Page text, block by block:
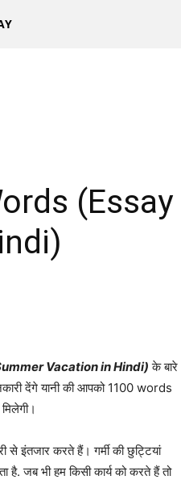
(Essay
Vacation in Hindi) के बारे
देंगे यानी की आपको 1100 words
से इंतजार करते हैं। गर्मी की छुट्टियां
है. जब भी हम किसी कार्य को करते हैं तो